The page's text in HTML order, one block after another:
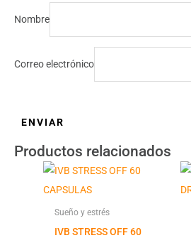
Nombre
Correo electrónico
Productos relacionados
Sueño y estrés
IVB STRESS OFF 60